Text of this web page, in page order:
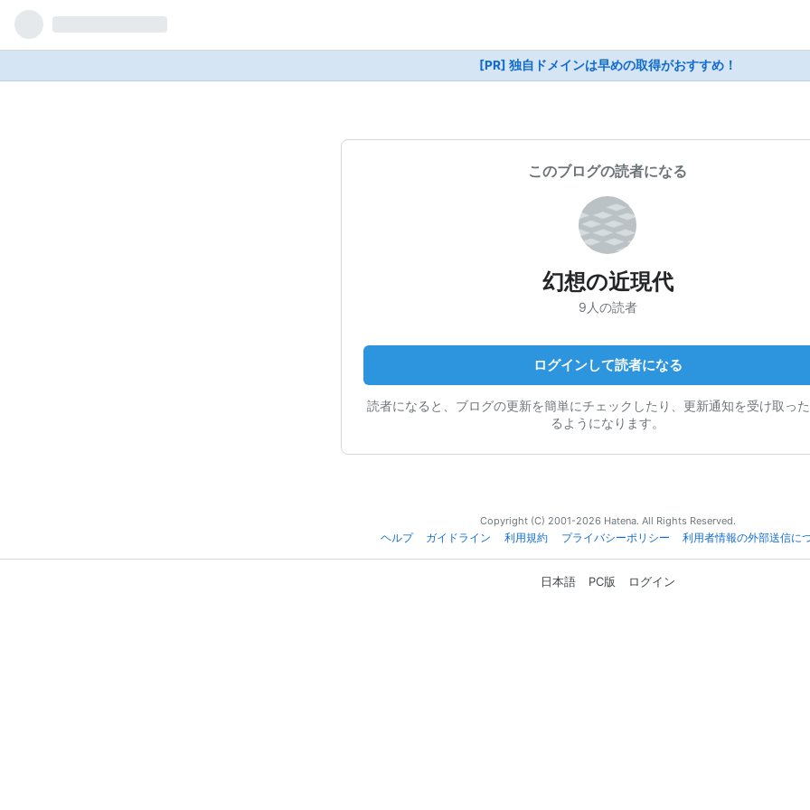
[PR] 独自ドメインは早めの取得がおすすめ！
このブログの読者になる
幻想の近現代
9人の読者
ログインして読者になる
読者になると、ブログの更新を簡単にチェックしたり、更新通知を受け取っ
るようになります。
Copyright (C) 2001-2026 Hatena. All Rights Reserved.
ヘルプ
ガイドライン 利用規約 プライバシーポリシー 利用者情報の外部送信に
日本語 PC版 ログイン